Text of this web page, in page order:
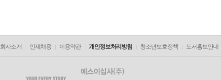
회사소개 인재채용 이용약관 개인정보처리방침 청소년보호정책 도서홍보안내